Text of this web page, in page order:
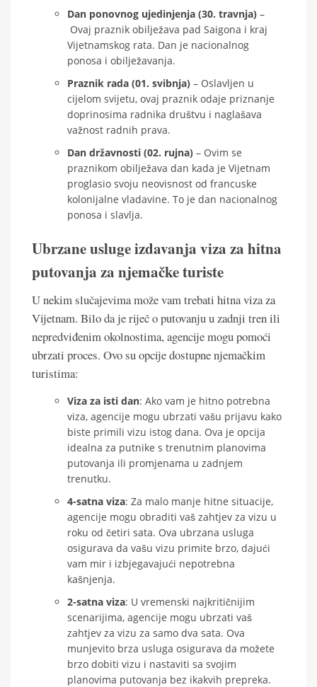
Dan ponovnog ujedinjenja (30. travnja) –
Ovaj praznik obilježava pad Saigona i kraj
Vijetnamskog rata. Dan je nacionalnog
ponosa i obilježavanja.
Praznik rada (01. svibnja) – Oslavljen u
cijelom svijetu, ovaj praznik odaje priznanje
doprinosima radnika društvu i naglašava
važnost radnih prava.
Dan državnosti (02. rujna) – Ovim se
praznikom obilježava dan kada je Vijetnam
proglasio svoju neovisnost od francuske
kolonijalne vladavine. To je dan nacionalnog
ponosa i slavlja.
Ubrzane usluge izdavanja viza za hitna
putovanja za njemačke turiste
U nekim slučajevima može vam trebati hitna viza za
Vijetnam. Bilo da je riječ o putovanju u zadnji tren ili
nepredviđenim okolnostima, agencije mogu pomoći
ubrzati proces. Ovo su opcije dostupne njemačkim
turistima:
Viza za isti dan: Ako vam je hitno potrebna
viza, agencije mogu ubrzati vašu prijavu kako
biste primili vizu istog dana. Ova je opcija
idealna za putnike s trenutnim planovima
putovanja ili promjenama u zadnjem
trenutku.
4-satna viza: Za malo manje hitne situacije,
agencije mogu obraditi vaš zahtjev za vizu u
roku od četiri sata. Ova ubrzana usluga
osigurava da vašu vizu primite brzo, dajući
vam mir i izbjegavajući nepotrebna
kašnjenja.
2-satna viza: U vremenski najkritičnijim
scenarijima, agencije mogu ubrzati vaš
zahtjev za vizu za samo dva sata. Ova
munjevito brza usluga osigurava da možete
brzo dobiti vizu i nastaviti sa svojim
planovima putovanja bez ikakvih prepreka.